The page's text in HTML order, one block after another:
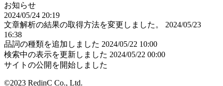
お知らせ
2024/05/24 20:19
文章解析の結果の取得方法を変更しました。
2024/05/23
16:38
品詞の種類を追加しました 2024/05/22 10:00
検索中の表示を更新しました 2024/05/22 00:00
サイトの公開を開始しました
©2023 RedinC Co., Ltd.